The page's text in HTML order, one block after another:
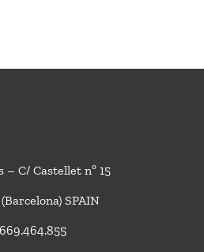
– C/ Castellet nº 15
SPAIN